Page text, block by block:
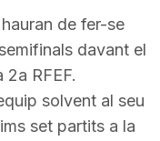
de fer-se
davant el
RFEF.
solvent al seu
set partits a la